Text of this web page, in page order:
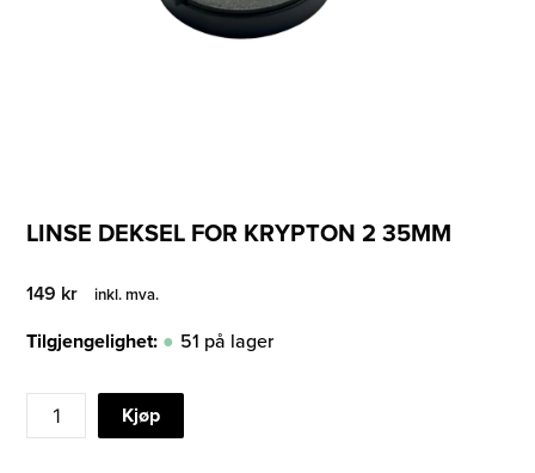
LINSE DEKSEL FOR KRYPTON 2 35MM
149 kr inkl. mva.
Tilgjengelighet: 51 på lager
LINSE
DEKSEL
Kjøp